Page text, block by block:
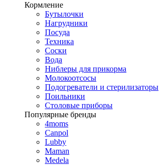
Кормление
Бутылочки
Нагрудники
Посуда
Техника
Соски
Вода
Ниблеры для прикорма
Молокоотсосы
Подогреватели и стерилизаторы
Поильники
Столовые приборы
Популярные бренды
4moms
Canpol
Lubby
Maman
Medela